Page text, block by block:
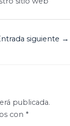
siguiente →
publicada.
con *